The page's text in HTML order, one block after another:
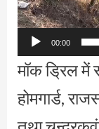
00:00
मॉक ड्रिल में
होमगार्ड,